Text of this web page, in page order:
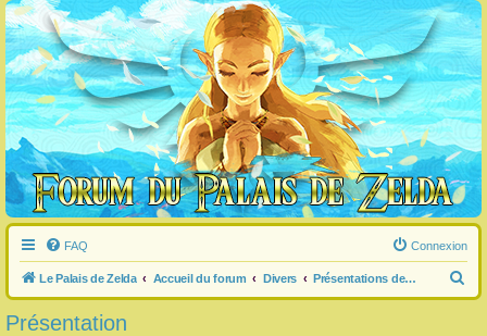
FAQ Connexion
Le Palais de Zelda Accueil du forum Divers Présentations des membres
e
Présentation